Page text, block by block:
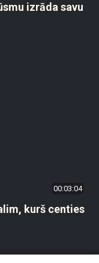
izrāda savu
00:03:04
kurš centies